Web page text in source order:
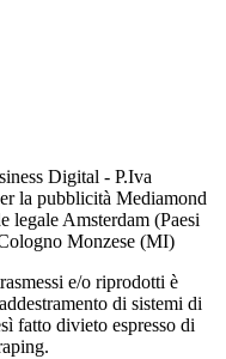
Digital - P.Iva
la pubblicità Mediamond
legale Amsterdam (Paesi
Monzese (MI)
e/o riprodotti è
di sistemi di
fatto divieto espresso di